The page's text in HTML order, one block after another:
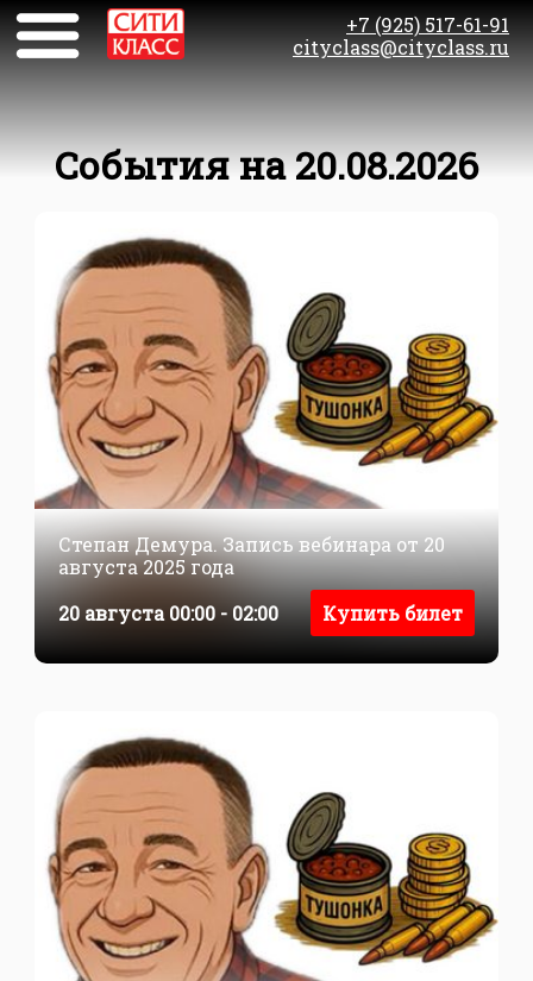
+7 (925) 517-61-91
cityclass@cityclass.ru
События на 20.08.2026
Степан Демура. Запись вебинара от 20
августа 2025 года
20 августа 00:00 - 02:00
Купить билет